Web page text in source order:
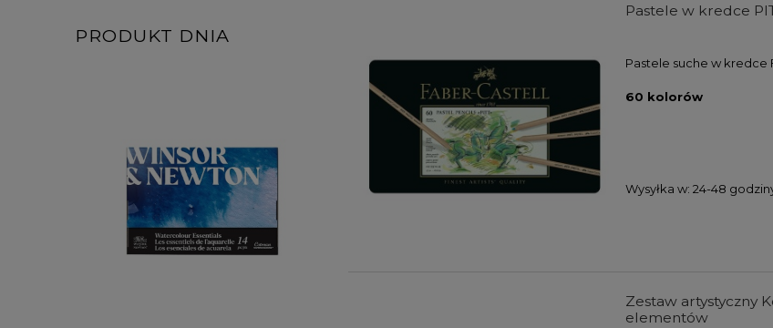
PRODUKT DNIA
Pastele w kredce
Pastele suche w kredce
60 kolorów
Wysyłka w: 24-48
Zestaw artystyczny
elementów